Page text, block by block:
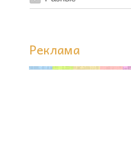
Реклама